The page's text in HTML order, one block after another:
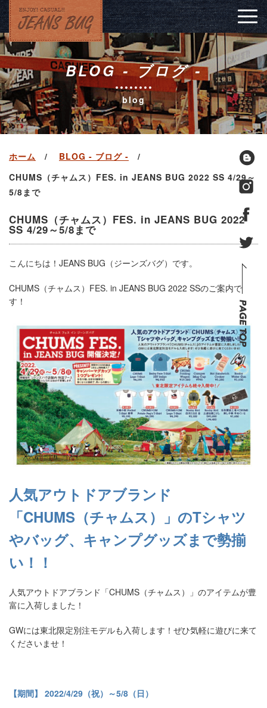
BLOG - ブログ -
blog
ホーム
BLOG - ブログ -
CHUMS（チャムス）FES. in JEANS BUG 2022 SS 4/29～
5/8まで
CHUMS（チャムス）FES. in JEANS BUG 2022
SS 4/29～5/8まで
こんにちは！JEANS BUG（ジーンズバグ）です。
CHUMS（チャムス）FES. in JEANS BUG 2022 SSのご案内で
す！
人気アウトドアブランド
「CHUMS（チャムス）」のTシャツ
やバッグ、キャンプグッズまで勢揃
い！！
人気アウトドアブランド「CHUMS（チャムス）」のアイテムが豊
富に入荷しました！
GWには東北限定別注モデルも入荷します！ぜひ気軽に遊びに来て
くださいませ！
【期間】 2022/4/29（祝）～5/8（日）